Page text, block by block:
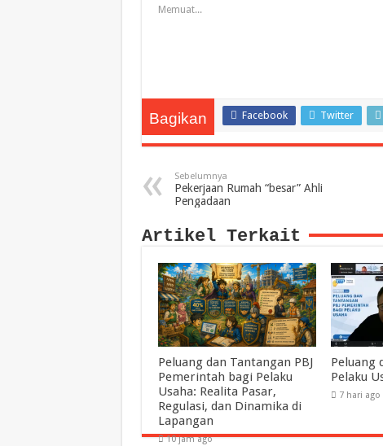
Memuat...
Bagikan Facebook Twitter
Sebelumnya
Pekerjaan Rumah “besar” Ahli
Pengadaan
Artikel Terkait
Peluang dan Tantangan PBJ
Pemerintah bagi Pelaku
Usaha: Realita Pasar,
Regulasi, dan Dinamika di
Lapangan
10 jam ago
Peluang
Pelaku
7 hari ago